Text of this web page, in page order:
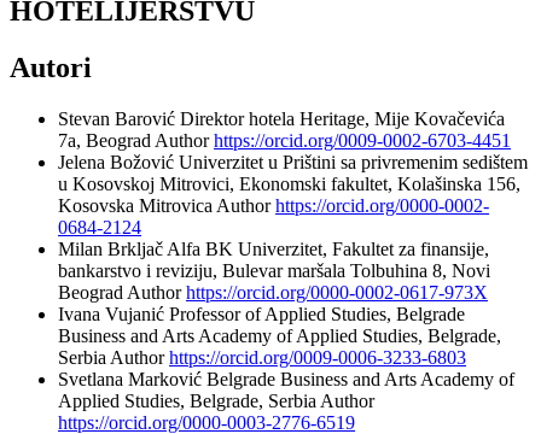
HOTELIJERSTVU
Autori
Stevan Barović Direktor hotela Heritage, Mije Kovačevića
7a, Beograd Authorhttps://orcid.org/0009-0002-6703-4451
Jelena Božović Univerzitet u Prištini sa privremenim sedištem
u Kosovskoj Mitrovici, Ekonomski fakultet, Kolašinska 156,
Kosovska Mitrovica Authorhttps://orcid.org/0000-0002-
0684-2124
Milan Brkljač Alfa BK Univerzitet, Fakultet za finansije,
bankarstvo i reviziju, Bulevar maršala Tolbuhina 8, Novi
Beograd Authorhttps://orcid.org/0000-0002-0617-973X
Ivana Vujanić Professor of Applied Studies, Belgrade
Business and Arts Academy of Applied Studies, Belgrade,
Serbia Authorhttps://orcid.org/0009-0006-3233-6803
Svetlana Marković Belgrade Business and Arts Academy of
Applied Studies, Belgrade, Serbia Author
https://orcid.org/0000-0003-2776-6519